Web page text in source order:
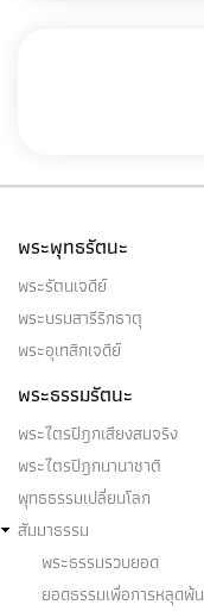
พระพุทธรัตนะ
พระรัตนเจดีย์
พระบรมสารีริกธาตุ
พระอุเทสิกเจดีย์
พระธรรมรัตนะ
พระไตรปิฎกเสียงสมจริง
พระไตรปิฎกนานาชาติ
พุทธธรรมเปลี่ยนโลก
สัมมาธรรม
พระธรรมรวบยอด
ยอดธรรมเพื่อการหลุดพ้น